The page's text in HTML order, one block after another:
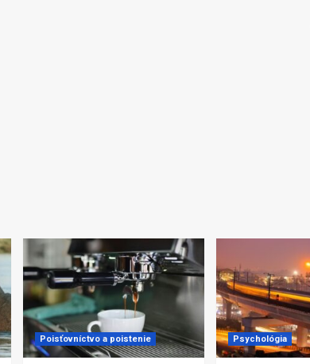
Poisťovníctvo a poistenie Psychológia